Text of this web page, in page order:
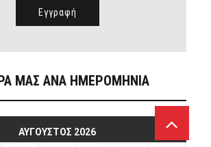
ΜΑΣ ΑΝΑ ΗΜΕΡΟΜΗΝΙΑ
ΑΎΓΟΥΣΤΟΣ 2026